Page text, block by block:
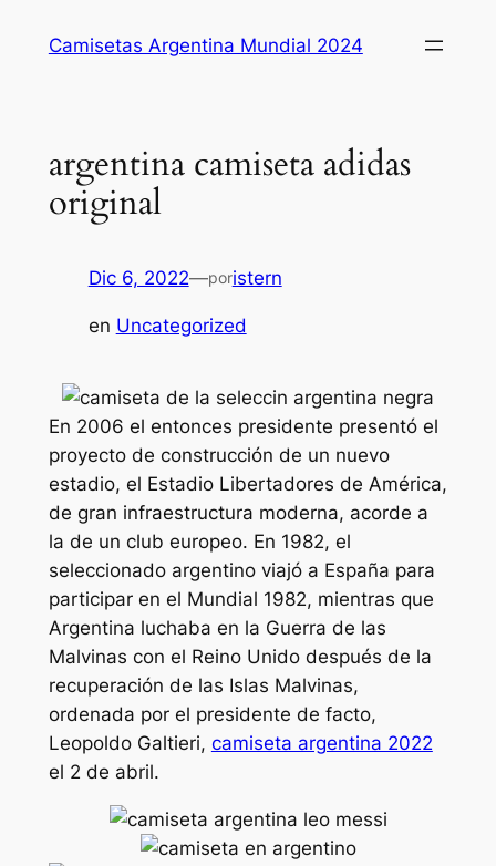
Camisetas Argentina Mundial 2024
argentina camiseta adidas
original
Dic 6, 2022—poristern
en Uncategorized
En 2006 el entonces presidente presentó el
proyecto de construcción de un nuevo
estadio, el Estadio Libertadores de América,
de gran infraestructura moderna, acorde a
la de un club europeo. En 1982, el
seleccionado argentino viajó a España para
participar en el Mundial 1982, mientras que
Argentina luchaba en la Guerra de las
Malvinas con el Reino Unido después de la
recuperación de las Islas Malvinas,
ordenada por el presidente de facto,
Leopoldo Galtieri, camiseta argentina 2022
el 2 de abril.